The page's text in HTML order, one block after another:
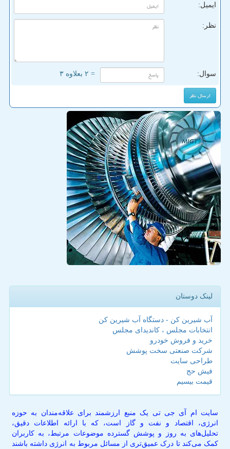
ایمیل:
نظر:
سوال: = ۲ بعلاوه ۳
لینک دوستان
آب شیرین کن - دستگاه آب شیرین کن
انتخابات مجلس ، کاندیدای مجلس
خرید و فروش خودرو
شرکت صنعتی سخت پوشش
طراحی سایت
فیش حج
قیمت بیسیم
سایت ام آی جی تی یک منبع ارزشمند برای علاقه‌مندان به حوزه
انرژی، اقتصاد و نفت و گاز است، که با ارائه اطلاعات دقیق،
تحلیل‌های به روز و پوشش گسترده موضوعات مرتبط، به کاربران
کمک می‌کند تا درک عمیق‌تری از مسائل مربوط به انرژی داشته باشند